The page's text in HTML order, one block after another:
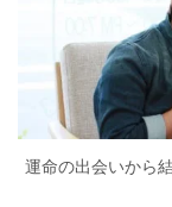
運命の出会いから